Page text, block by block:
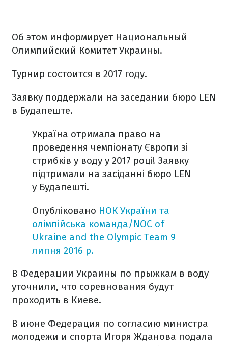
Об этом информирует Национальный
Олимпийский Комитет Украины.
Турнир состоится в 2017 году.
Заявку поддержали на заседании бюро LEN
в Будапеште.
Україна отримала право на
проведення чемпіонату Європи зі
стрибків у воду у 2017 році! Заявку
підтримали на засіданні бюро LEN
у Будапешті.
Опубліковано НОК України та
олімпійська команда/NOC of
Ukraine and the Olympic Team 9
липня 2016 р.
В Федерации Украины по прыжкам в воду
уточнили, что соревнования будут
проходить в Киеве.
В июне Федерация по согласию министра
молодежи и спорта Игоря Жданова подала